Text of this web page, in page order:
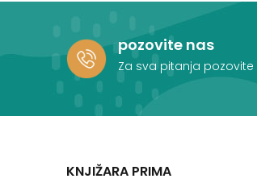
pozovite nas
Za sva pitanja pozovite
KNJIŽARA PRIMA